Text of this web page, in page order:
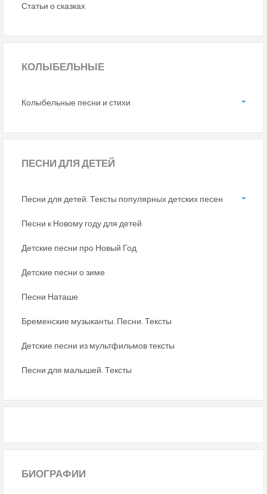
Статьи о сказках
КОЛЫБЕЛЬНЫЕ
Колыбельные песни и стихи
ПЕСНИДЛЯ ДЕТЕЙ
Песни для детей. Тексты популярных детских песен
Песни к Новому году для детей
Детские песни про Новый Год
Детские песни о зиме
Песни Наташе
Бременские музыканты. Песни. Тексты
Детские песни из мультфильмов тексты
Песни для малышей. Тексты
БИОГРАФИИ